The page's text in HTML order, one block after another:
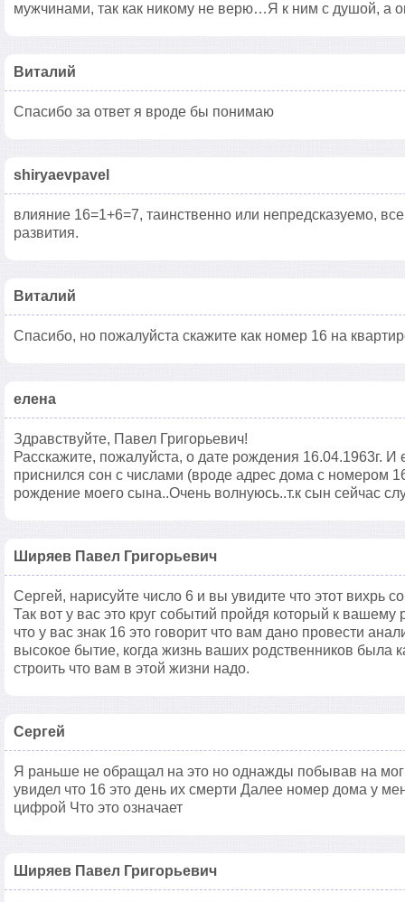
мужчинами, так как никому не верю…Я к ним с душой, а
Виталий
Спасибо за ответ я вроде бы понимаю
shiryaevpavel
влияние 16=1+6=7, таинственно или непредсказуемо,
развития.
Виталий
Спасибо, но пожалуйста скажите как номер 16 на
елена
Здравствуйте, Павел Григорьевич!
Расскажите, пожалуйста, о дате рождения 16.04.1963г.
приснился сон с числами (вроде адрес дома с номером
рождение моего сына..Очень волнуюсь..т.к сын сейчас
Ширяев Павел Григорьевич
Сергей, нарисуйте число 6 и вы увидите что этот вихрь
Так вот у вас это круг событий пройдя который к вашему
что у вас знак 16 это говорит что вам дано провести
высокое бытие, когда жизнь ваших родственников была
строить что вам в этой жизни надо.
Сергей
Я раньше не обращал на это но однажды побывав на
увидел что 16 это день их смерти Далее номер дома у
цифрой Что это означает
Ширяев Павел Григорьевич